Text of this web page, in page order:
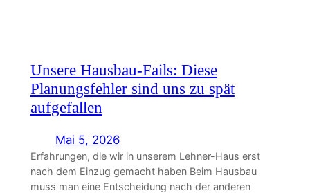
Unsere Hausbau-Fails: Diese
Planungsfehler sind uns zu spät
aufgefallen
Mai 5, 2026
Erfahrungen, die wir in unserem Lehner-Haus erst
nach dem Einzug gemacht haben Beim Hausbau
muss man eine Entscheidung nach der anderen